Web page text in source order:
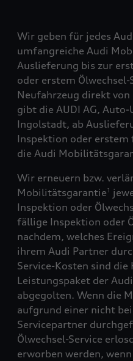
Wir geben für jedes
umfangreiche Audi
Auslieferung bis zur
oder erstem
Neufahrzeug direkt von
gibt die AUDI AG,
Ingolstadt, ab
Inspektion oder erstem
die Audi
Wir erneuern bzw.
Mobilitätsgarantie1
Inspektion oder
fällige Inspektion oder
nachdem, welches
ihrem Audi Partner
Service-Kosten sind die
Leistungspaket der
abgegolten. Wenn die
aufgrund einer nicht
Servicepartner
Ölwechsel-Service
erworben werden,